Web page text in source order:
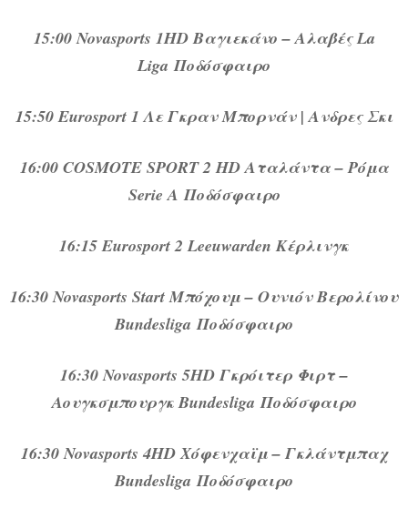
15:00 Novasports 1HD Βαγιεκάνο – Αλαβές La
Liga Ποδόσφαιρο
15:50 Eurosport 1 Λε Γκραν Μπορνάν | Ανδρες Σκι
16:00 COSMOTE SPORT 2 HD Αταλάντα – Ρόμα
Serie A Ποδόσφαιρο
16:15 Eurosport 2 Leeuwarden Κέρλινγκ
16:30 Novasports Start Μπόχουμ – Ουνιόν Βερολίνου
Bundesliga Ποδόσφαιρο
16:30 Novasports 5HD Γκρόιτερ Φιρτ –
Αουγκσμπουργκ Bundesliga Ποδόσφαιρο
16:30 Novasports 4HD Χόφενχαϊμ – Γκλάντμπαχ
Bundesliga Ποδόσφαιρο